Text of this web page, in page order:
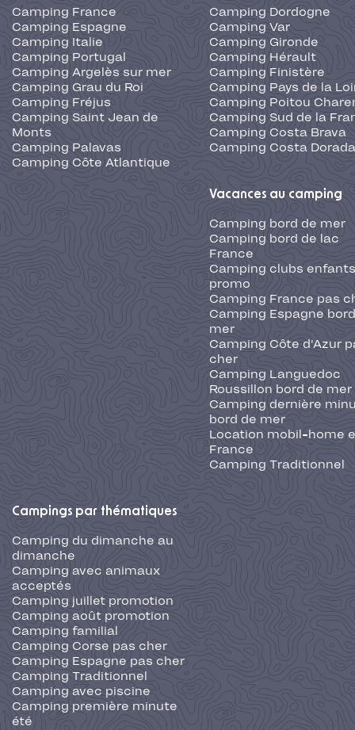
Camping France
Camping Espagne
Camping Italie
Camping Portugal
Camping Argelès sur mer
Camping Grau du Roi
Camping Fréjus
Camping Saint Jean de
Monts
Camping Palavas
Camping Côte Atlantique
Camping Dordogne
Camping Var
Camping Gironde
Camping Hérault
Camping Finistère
Camping Pays de la
Camping Poitou
Camping Sud de la
Camping Costa Brava
Camping Costa Dorada
Vacances au camping
Camping bord de mer
Camping bord de lac
France
Camping clubs
promo
Camping France pas
Camping Espagne
mer
Camping Côte d'Azur
cher
Camping Languedoc
Roussillon bord de mer
Camping dernière
bord de mer
Location mobil-home
France
Camping Traditionnel
Campings par thématiques
Camping du dimanche au
dimanche
Camping avec animaux
acceptés
Camping juillet promotion
Camping août promotion
Camping familial
Camping Corse pas cher
Camping Espagne pas cher
Camping Traditionnel
Camping avec piscine
Camping première minute
été